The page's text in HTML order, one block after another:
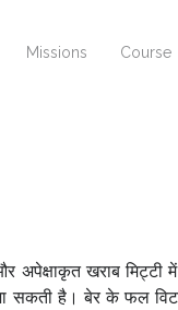
Missions Course
खराब मिट्टी में
सकती है। बेर के फल